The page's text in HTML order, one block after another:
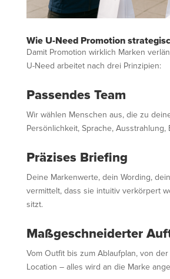
Wie U-Need Promotion
Damit Promotion wirklich Marken
U-Need arbeitet nach drei Prinzipien:
Passendes Team
Wir wählen Menschen aus, die zu
Persönlichkeit, Sprache, Ausstrahlung,
Präzises Briefing
Deine Markenwerte, dein Wording,
vermittelt, dass sie intuitiv verkörpert
sitzt.
Maßgeschneiderter
Vom Outfit bis zum Ablaufplan, von
Location – alles wird an die Marke